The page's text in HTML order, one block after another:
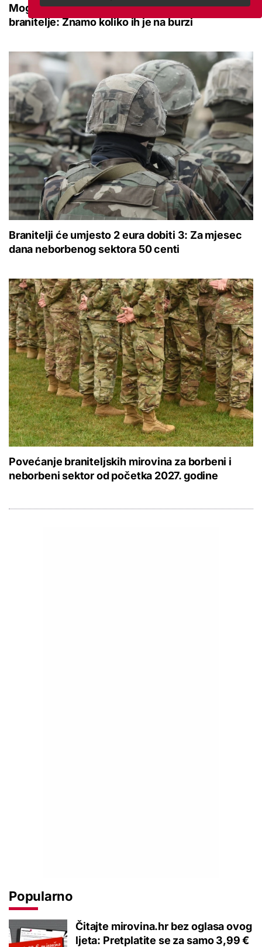
Moguće povećanje naknade za nezaposlene
branitelje: Znamo koliko ih je na burzi
Branitelji će umjesto 2 eura dobiti 3: Za mjesec
dana neborbenog sektora 50 centi
Povećanje braniteljskih mirovina za borbeni i
neborbeni sektor od početka 2027. godine
Popularno
Čitajte mirovina.hr bez oglasa ovog
ljeta: Pretplatite se za samo 3,99 €